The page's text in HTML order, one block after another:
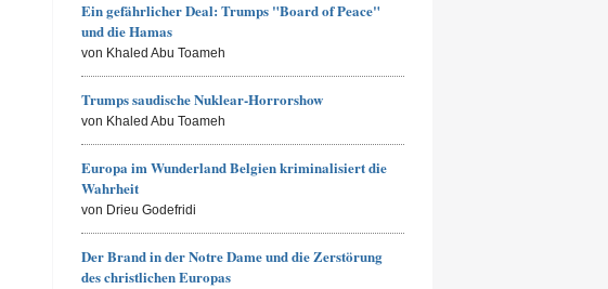
Ein gefährlicher Deal: Trumps "Board of Peace"
und die Hamas
von Khaled Abu Toameh
Trumps saudische Nuklear-Horrorshow
von Khaled Abu Toameh
Europa im Wunderland Belgien kriminalisiert die
Wahrheit
von Drieu Godefridi
Der Brand in der Notre Dame und die Zerstörung
des christlichen Europas